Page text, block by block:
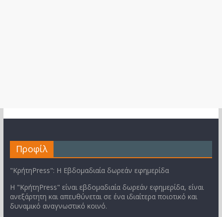
Προφίλ
"ΚρήτηPress": Η Εβδομαδιαία δωρεάν εφημερίδα
Η "ΚρήτηPress" είναι εβδομαδιαία δωρεάν εφημερίδα, είναι
ανεξάρτητη και απευθύνεται σε ένα ιδιαίτερα ποιοτικό και
δυναμικό αναγνωστικό κοινό.